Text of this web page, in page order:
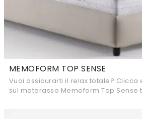
MEMOFORM TOP SENSE
Vuoi assicurarti il relax totale? Clicca
sul materasso Memoform Top